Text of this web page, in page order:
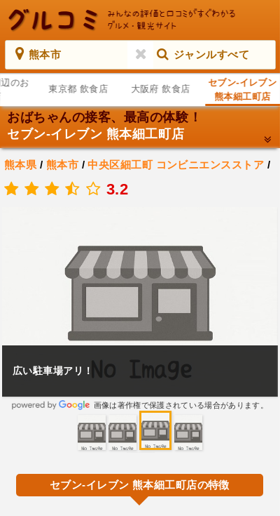
熊本市 ジャンルすべて
のお
東京都 飲食店 大阪府 飲食店
セブン-イレブン
熊本細工町店
おばちゃんの接客、最高の体験！
セブン-イレブン 熊本細工町店
熊本県 / 熊本市 /中央区細工町 コンビニエンスストア /
.
3.2
広い駐車場アリ！
画像は著作権で保護されている場合があります。
セブン-イレブン 熊本細工町店の特徴